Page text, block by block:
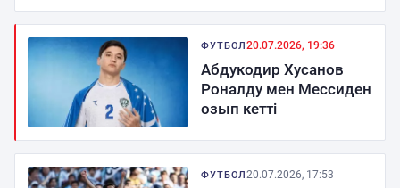
ФУТБОЛ20.07.2026, 19:36
Абдукодир Хусанов
Роналду мен Мессиден
озып кетті
ФУТБОЛ20.07.2026, 17:53